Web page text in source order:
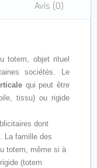
Avis (0)
totem, objet rituel
sociétés. Le
qui peut être
tissu) ou rigide
dont
. La famille des
totem, même si à
(totem